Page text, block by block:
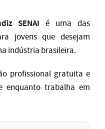
SENAI é uma das
jovens que desejam
indústria brasileira.
profissional gratuita e
enquanto trabalha em